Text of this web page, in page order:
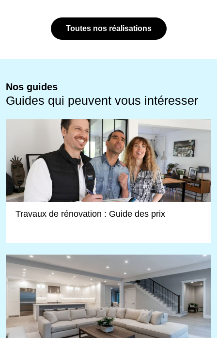
Toutes nos réalisations
Nos guides
Guides qui peuvent vous intéresser
Travaux de rénovation : Guide des prix